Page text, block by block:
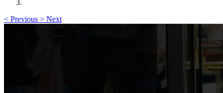
< Previous > Next